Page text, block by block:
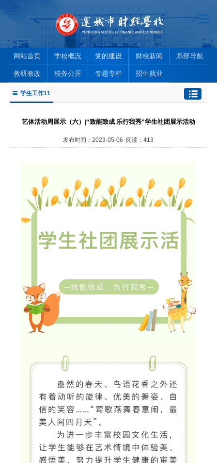
网站首页 学校概况 党的建设 财校新闻 系部导航
教研教改 校务公开 专题专栏 招生就业
学生工作11
艺体活动周展示（六）|“致能致成 乐行我秀”学生社团展示活动
发布时间：2023-05-06 阅读：413